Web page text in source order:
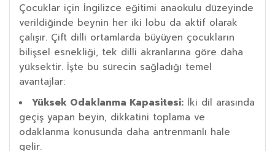
Çocuklar için İngilizce eğitimi anaokulu düzeyinde
verildiğinde beynin her iki lobu da aktif olarak
çalışır. Çift dilli ortamlarda büyüyen çocukların
bilişsel esnekliği, tek dilli akranlarına göre daha
yüksektir. İşte bu sürecin sağladığı temel
avantajlar:
Yüksek Odaklanma Kapasitesi: İki dil arasında
geçiş yapan beyin, dikkatini toplama ve
odaklanma konusunda daha antrenmanlı hale
gelir.